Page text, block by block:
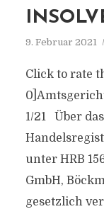
9. Februar 2021
Click to rate
1/21 Über
unter HRB
GmbH,
gesetzlich